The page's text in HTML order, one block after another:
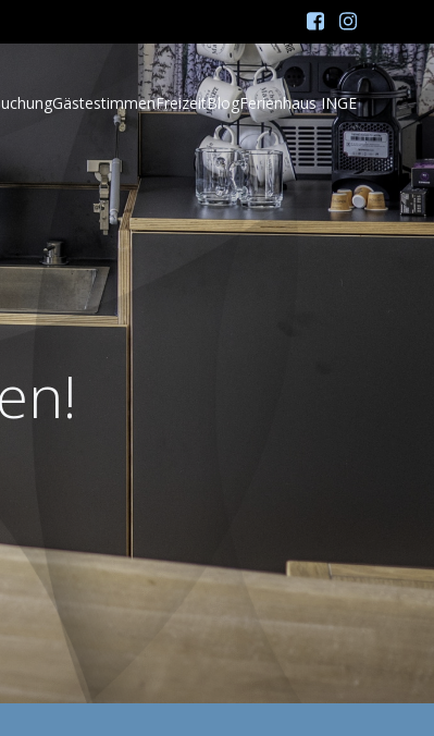
GästestimmenFreizeitBlogFerienhaus INGE